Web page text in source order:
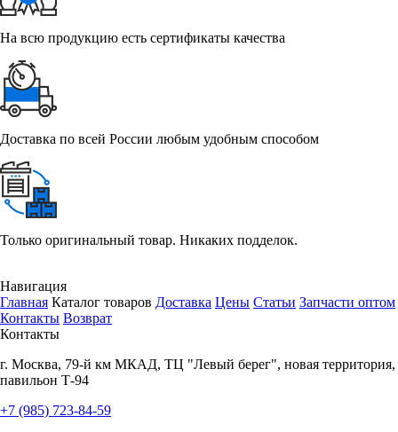
На всю продукцию есть сертификаты качества
Доставка по всей России любым удобным способом
Только оригинальный товар. Никаких подделок.
Навигация
Главная Каталог товаров Доставка Цены Статьи Запчасти оптом
Контакты Возврат
Контакты
г. Москва, 79-й км МКАД, ТЦ "Левый берег", новая территория,
павильон Т-94
+7 (985) 723-84-59